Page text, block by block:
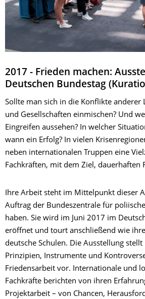
2017 - Frieden machen:
Deutschen Bundestag
Sollte man sich in die Konflikte anderer
und Gesellschaften einmischen? Und
Eingreifen aussehen? In welcher
wann ein Erfolg? In vielen
neben internationalen Truppen eine
Fachkräften, mit dem Ziel, dauerhaften
Ihre Arbeit steht im Mittelpunkt dieser
Auftrag der Bundeszentrale für
haben. Sie wird im Juni 2017 im
eröffnet und tourt anschließend wie
deutsche Schulen. Die Ausstellung stellt
Prinzipien, Instrumente und
Friedensarbeit vor. Internationale und
Fachkräfte berichten von ihren
Projektarbeit – von Chancen,